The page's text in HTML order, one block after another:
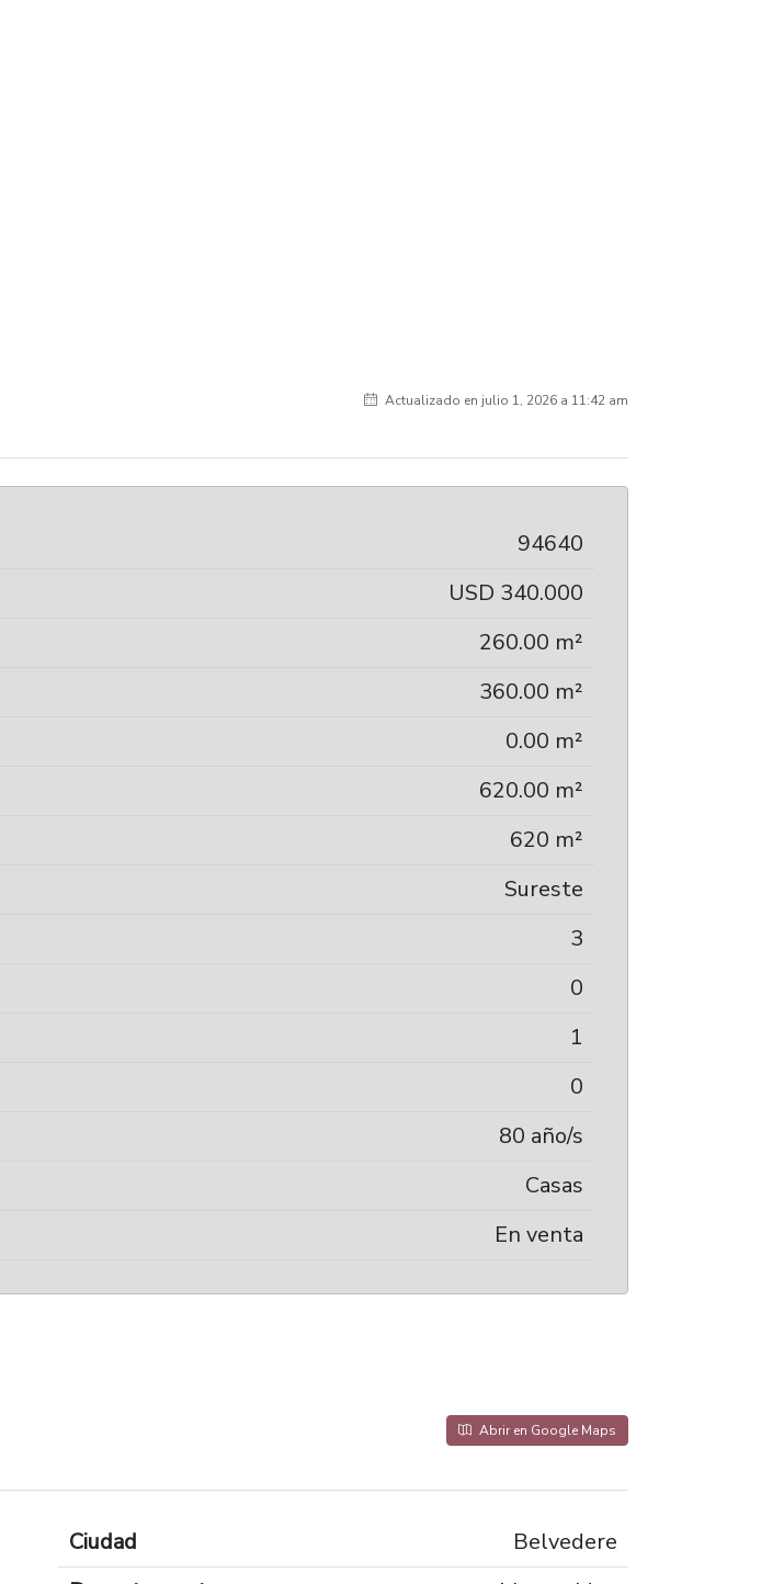
Actualizado en julio 1, 2026 a 11:42 am
94640
USD 340.000
260.00 m²
360.00 m²
0.00 m²
620.00 m²
620 m²
Sureste
3
0
1
0
80 año/s
Casas
En venta
Abrir en Google Maps
Ciudad
Belvedere